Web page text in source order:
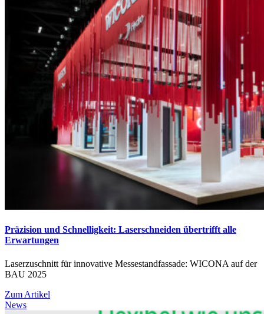
Präzision und Schnelligkeit: Laserschneiden übertrifft alle
Erwartungen
Laserzuschnitt für innovative Messestandfassade: WICONA auf der
BAU 2025
Zum Artikel
News